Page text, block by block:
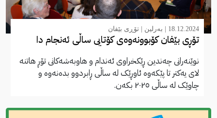
18.12.2024 | بەرلین | تۆڕی بێفان
تۆڕی بێفان کۆبوونەوەی کۆتایی ساڵی ئەنجام دا
نوێنەرانی چەندین ڕێکخراوی ئەندام و هاوبەشەکانی تۆڕ هاتنە
لای یەکتر تا پێکەوە ئاوڕێک لە ساڵی ڕابردوو بدەنەوە و
چاوێک لە ساڵی ٢٠٢٥ بکەن.